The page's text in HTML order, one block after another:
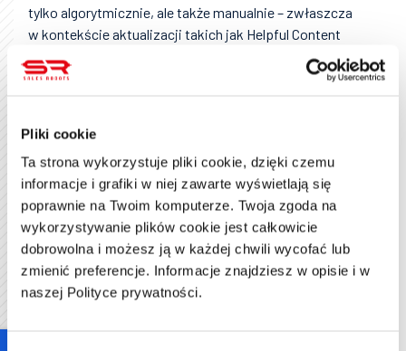
Pliki cookie
Ta strona wykorzystuje pliki cookie, dzięki czemu
informacje i grafiki w niej zawarte wyświetlają się
poprawnie na Twoim komputerze. Twoja zgoda na
wykorzystywanie plików cookie jest całkowicie
dobrowolna i możesz ją w każdej chwili wycofać lub
zmienić preferencje. Informacje znajdziesz w opisie i w
naszej Polityce prywatności.
tylko algorytmicznie, ale także manualnie – zwłaszcza
w kontekście aktualizacji takich jak Helpful Content
wdrożyć E-E-A-T na swojej
stronie?
Wdrożenie zasad E-E-A-T nie musi być trudne, ale
wymaga świadomego podejścia i ustandaryzowania
procesówmarketingu treści. Oto kilka wskazówek,
które pomogą w praktyce:
Zdefiniuj autorów treści – stwórz sekcję „o